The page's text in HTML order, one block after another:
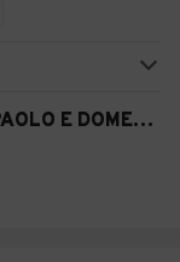
MIVAUTO S.N.C. DI SCOLAMACCHIA PAOLO E DOMENICO